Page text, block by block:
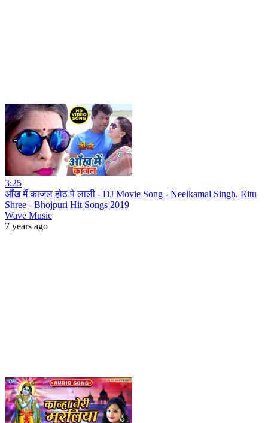
3:25
आँख में काजल होठ पे लाली - DJ Movie Song - Neelkamal Singh, Ritu
Shree - Bhojpuri Hit Songs 2019
Wave Music
7 years ago